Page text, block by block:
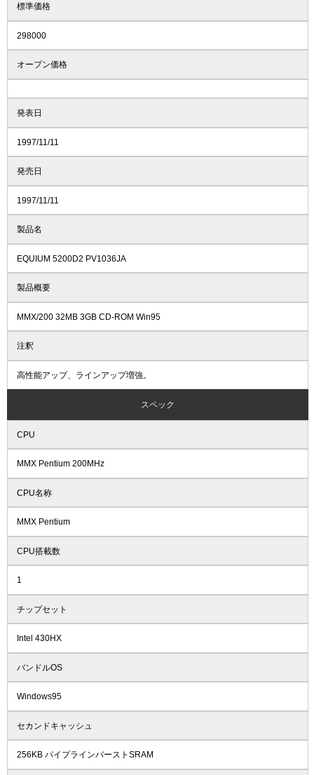
標準価格
298000
オープン価格
発表日
1997/11/11
発売日
1997/11/11
製品名
EQUIUM 5200D2 PV1036JA
製品概要
MMX/200 32MB 3GB CD-ROM Win95
注釈
高性能アップ、ラインアップ増強。
スペック
CPU
MMX Pentium 200MHz
CPU名称
MMX Pentium
CPU搭載数
1
チップセット
Intel 430HX
バンドルOS
Windows95
セカンドキャッシュ
256KB パイプラインバーストSRAM